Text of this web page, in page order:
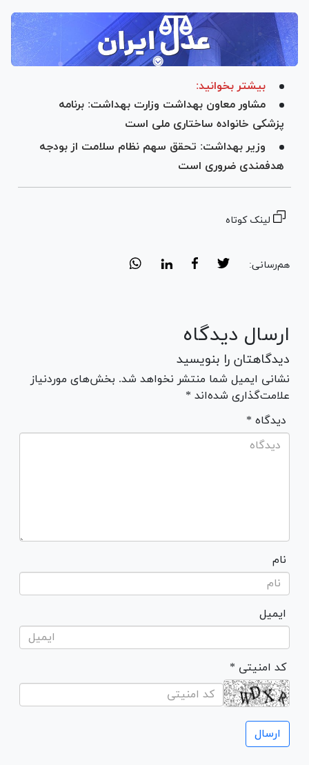
بیشتر بخوانید:
مشاور معاون بهداشت وزارت بهداشت: برنامه
پزشکی خانواده ساختاری ملی است
وزیر بهداشت: تحقق سهم نظام سلامت از بودجه
هدفمندی ضروری است
لینک کوتاه
هم‌رسانی:
ارسال دیدگاه
دیدگاهتان را بنویسید
نشانی ایمیل شما منتشر نخواهد شد. بخش‌های موردنیاز
علامت‌گذاری شده‌اند *
* دیدگاه
نام
ایمیل
* کد امنیتی